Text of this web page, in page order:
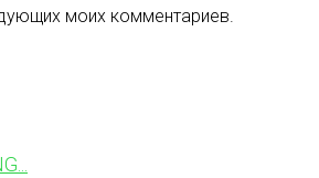
моих комментариев.